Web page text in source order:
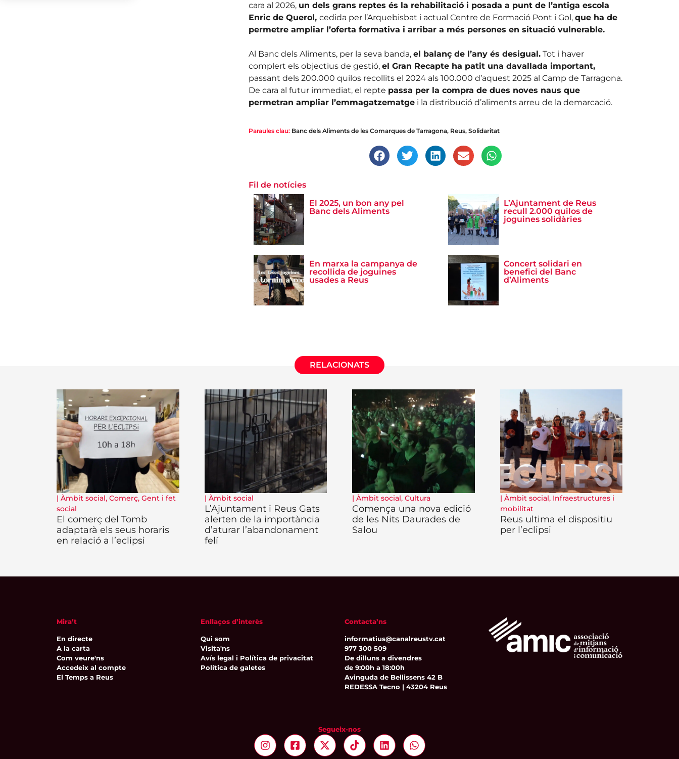
cara al 2026, un dels grans reptes és la rehabilitació i posada a punt de l’antiga escola
Enric de Querol, cedida per l’Arquebisbat i actual Centre de Formació Pont i Gol, que ha de
permetre ampliar l’oferta formativa i arribar a més persones en situació vulnerable.
Al Banc dels Aliments, per la seva banda, el balanç de l’any és desigual.Tot i haver
complert els objectius de gestió, el Gran Recapte ha patit una davallada important,
passant dels 200.000 quilos recollits el 2024 als 100.000 d’aquest 2025 al Camp de Tarragona.
De cara al futur immediat, el repte passa per la compra de dues noves naus que
permetran ampliar l’emmagatzematgei la distribució d’aliments arreu de la demarcació.
Paraules clau: Banc dels Aliments de les Comarques de Tarragona, Reus, Solidaritat
Fil de notícies
El 2025, un bon any pel
Banc dels Aliments
L’Ajuntament de Reus
recull 2.000 quilos de
joguines solidàries
En marxa la campanya de
recollida de joguines
usades a Reus
Concert solidari en
benefici del Banc
d’Aliments
RELACIONATS
| Àmbit social, Comerç, Gent i fet
social
El comerç del Tomb
adaptarà els seus horaris
en relació a l’eclipsi
| Àmbit social
L’Ajuntament i Reus Gats
alerten de la importància
d’aturar l’abandonament
felí
| Àmbit social, Cultura
Comença una nova edició
de les Nits Daurades de
Salou
| Àmbit social, Infraestructures i
mobilitat
Reus ultima el dispositiu
per l’eclipsi
Mira’t
En directe
A la carta
Com veure'ns
Accedeix al compte
El Temps a Reus
Enllaços d’interès
Qui som
Visita'ns
Avís legal i Política de privacitat
Política de galetes
Contacta’ns
informatius@canalreustv.cat
977 300 509
De dilluns a divendres
de 9:00h a 18:00h
Avinguda de Bellissens 42 B
REDESSA Tecno | 43204 Reus
Segueix-nos